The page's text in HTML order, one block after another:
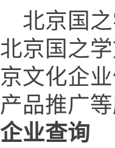
北京国之
北京国之
京文化企
产品推广
企业查询